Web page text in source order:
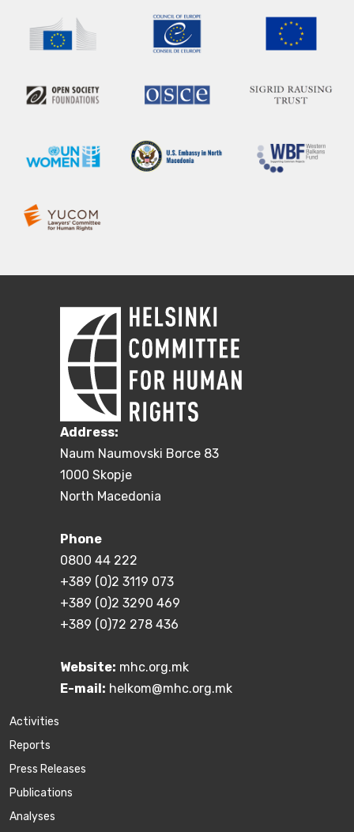
Address:
Naum Naumovski Borce 83
1000 Skopje
North Macedonia
Phone
0800 44 222
+389 (0)2 3119 073
+389 (0)2 3290 469
+389 (0)72 278 436
Website: mhc.org.mk
E-mail: helkom@mhc.org.mk
Activities
Reports
Press Releases
Publications
Аnalyses